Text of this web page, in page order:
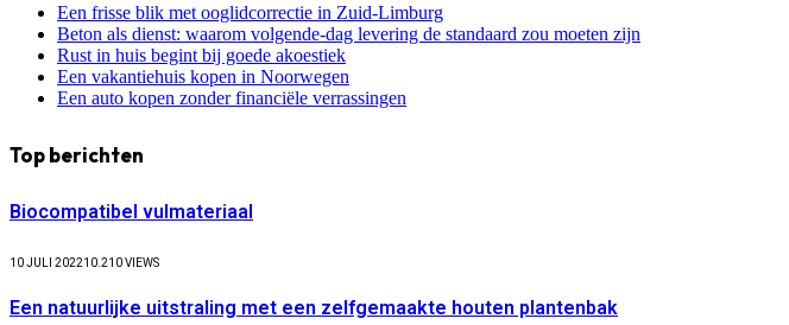
Een frisse blik met ooglidcorrectie in Zuid-Limburg
Beton als dienst: waarom volgende-dag levering de standaard zou moeten zijn
Rust in huis begint bij goede akoestiek
Een vakantiehuis kopen in Noorwegen
Een auto kopen zonder financiële verrassingen
Top berichten
Biocompatibel vulmateriaal
10 JULI 202210.210VIEWS
Een natuurlijke uitstraling met een zelfgemaakte houten plantenbak